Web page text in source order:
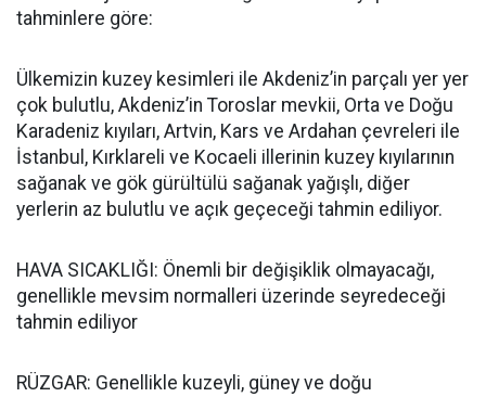
tahminlere göre:
Ülkemizin kuzey kesimleri ile Akdeniz’in parçalı yer yer
çok bulutlu, Akdeniz’in Toroslar mevkii, Orta ve Doğu
Karadeniz kıyıları, Artvin, Kars ve Ardahan çevreleri ile
İstanbul, Kırklareli ve Kocaeli illerinin kuzey kıyılarının
sağanak ve gök gürültülü sağanak yağışlı, diğer
yerlerin az bulutlu ve açık geçeceği tahmin ediliyor.
HAVA SICAKLIĞI: Önemli bir değişiklik olmayacağı,
genellikle mevsim normalleri üzerinde seyredeceği
tahmin ediliyor
RÜZGAR: Genellikle kuzeyli, güney ve doğu